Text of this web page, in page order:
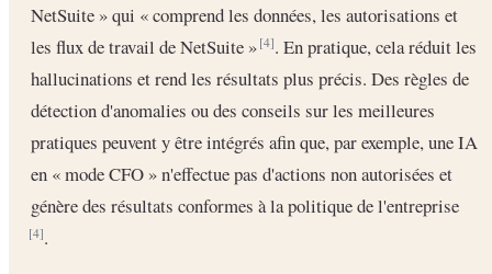
NetSuite » qui « comprend les données, les autorisations et
les flux de travail de NetSuite »[4]. En pratique, cela réduit les
hallucinations et rend les résultats plus précis. Des règles de
détection d'anomalies ou des conseils sur les meilleures
pratiques peuvent y être intégrés afin que, par exemple, une IA
en « mode CFO » n'effectue pas d'actions non autorisées et
génère des résultats conformes à la politique de l'entreprise
[4].